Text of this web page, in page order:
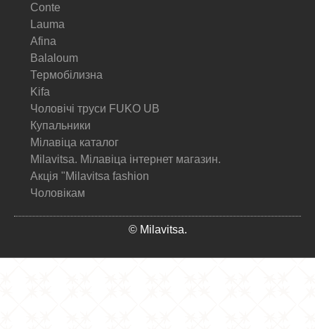
Conte
Lauma
Afina
Balaloum
Термобілизна
Kifa
Чоловічі труси FUKO UB
Купальники
Мілавіца каталог
Milavitsa. Мілавіца інтернет магазин.
Акція "Milavitsa fashion
Чоловікам
© Milavitsa.